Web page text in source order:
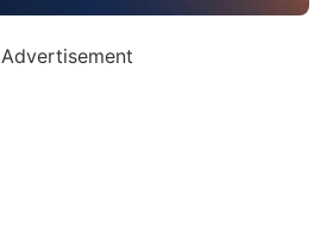
Advertisement